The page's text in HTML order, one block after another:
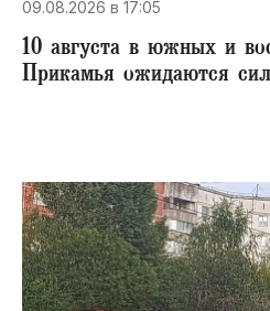
09.08.2026 в 17:05
10 августа в южных и
Прикамья ожидаются